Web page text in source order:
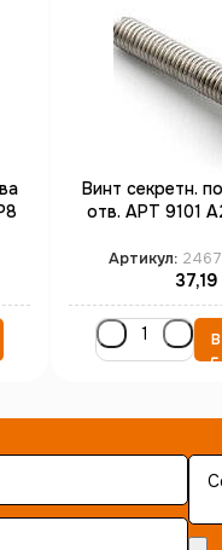
Винт секретн.
отв. АРТ 9101
Артикул:
37,19